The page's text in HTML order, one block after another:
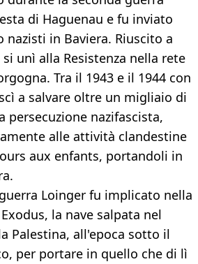
di Haguenau e fu inviato
nazisti in Baviera. Riuscito a
unì alla Resistenza nella rete
Tra il 1943 e il 1944 con
a salvare oltre un migliaio di
persecuzione nazifascista,
alle attività clandestine
aux enfants, portandoli in
Loinger fu implicato nella
la nave salpata nel
Palestina, all'epoca sotto il
per portare in quello che di lì